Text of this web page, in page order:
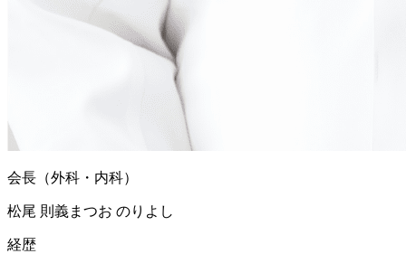
会長（外科・内科）
松尾 則義まつお のりよし
経歴